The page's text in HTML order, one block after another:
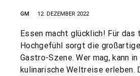
GM 12. DEZEMBER 2022
Essen macht glücklich! Für das
Hochgefühl sorgt die
Gastro-Szene. Wer mag, kann
kulinarische Weltreise erleben.